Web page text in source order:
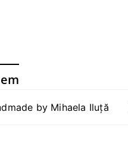
by Mihaela Iluță